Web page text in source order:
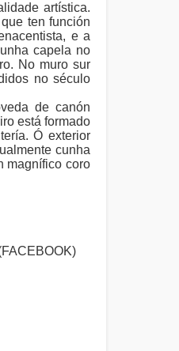
artística.
ten función
e a
capela no
No muro sur
no século
de canón
está formado
Ó exterior
cunha
magnífico coro